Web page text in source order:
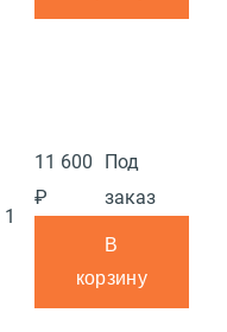
1
11 600
₽
Под
заказ
В
корзину